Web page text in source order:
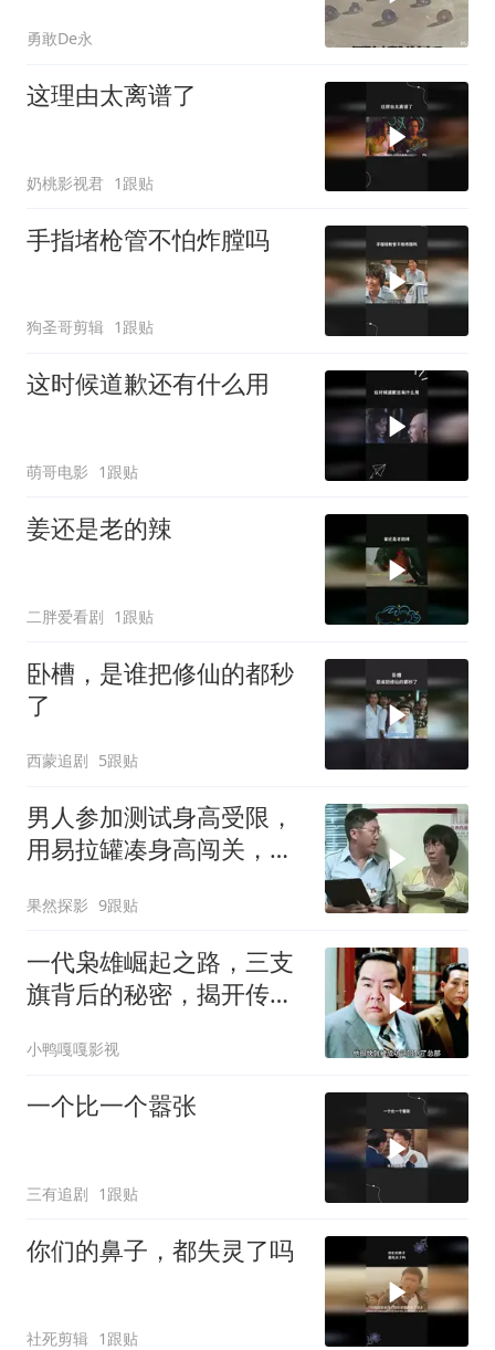
勇敢De永
这理由太离谱了
奶桃影视君 1跟贴
手指堵枪管不怕炸膛吗
狗圣哥剪辑 1跟贴
这时候道歉还有什么用
萌哥电影 1跟贴
姜还是老的辣
二胖爱看剧 1跟贴
卧槽，是谁把修仙的都秒
了
西蒙追剧 5跟贴
男人参加测试身高受限，
用易拉罐凑身高闯关，这
果然探影 9跟贴
一代枭雄崛起之路，三支
旗背后的秘密，揭开传奇
小鸭嘎嘎影视
一个比一个嚣张
三有追剧 1跟贴
你们的鼻子，都失灵了吗
社死剪辑 1跟贴